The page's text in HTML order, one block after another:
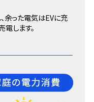
余った電気はEVに充
します。